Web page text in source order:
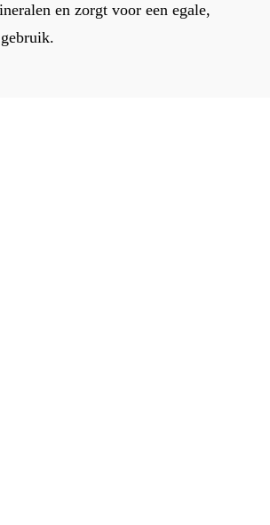
en zorgt voor een egale,